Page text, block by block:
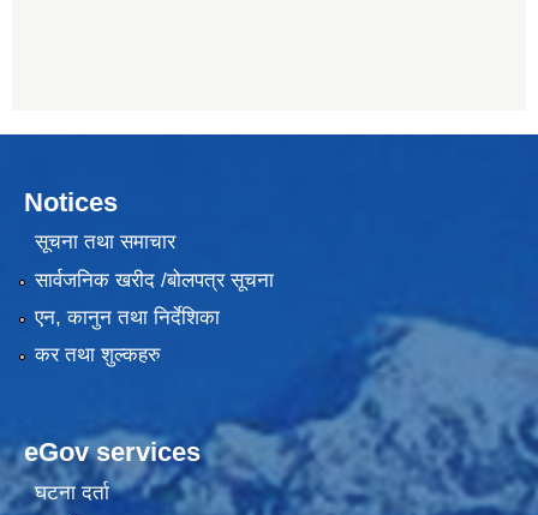
Notices
सूचना तथा समाचार
सार्वजनिक खरीद /बोलपत्र सूचना
एन, कानुन तथा निर्देशिका
कर तथा शुल्कहरु
eGov services
घटना दर्ता